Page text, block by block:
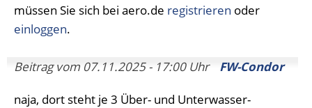
müssen Sie sich bei aero.de registrieren oder
einloggen.
Beitrag vom 07.11.2025 - 17:00 Uhr FW-Condor
naja, dort steht je 3 Über- und Unterwasser-